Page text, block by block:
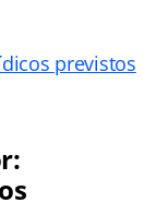
previstos